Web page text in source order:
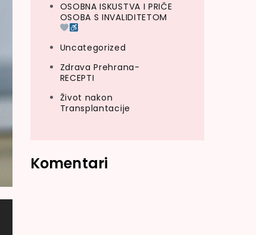
OSOBNA ISKUSTVA I PRIČE
OSOBA S INVALIDITETOM
Uncategorized
Zdrava Prehrana-
RECEPTI
Život nakon
Transplantacije
Komentari